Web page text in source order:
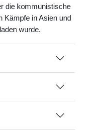
die kommunistische
Kämpfe in Asien und
wurde.